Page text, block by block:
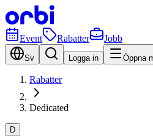
Event Rabatter Jobb
Sv Logga in Öppna
Rabatter
Dedicated
D